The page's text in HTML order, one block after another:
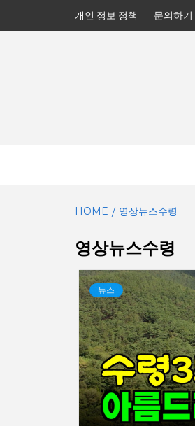
개인 정보 정책 문의하기
HOME 영상뉴스수령
영상뉴스수령
뉴스